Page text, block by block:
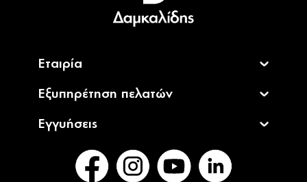
English
Εταιρία
Εξυπηρέτηση πελατών
Εγγυήσεις